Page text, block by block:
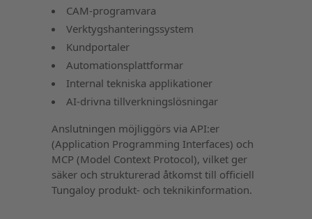
CAM-programvara
Verktygshanteringssystem
Kundportaler
Automationsplattformar
Internal tekniska applikationer
AI-drivna tillverkningslösningar
Anslutningen möjliggörs via API:er
(Application Programming Interfaces) och
MCP (Model Context Protocol), vilket ger
säker och strukturerad åtkomst till officiell
Tungaloy produkt- och teknikinformation.